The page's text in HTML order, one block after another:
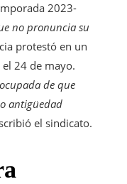
2023-
no pronuncia su
protestó en un
24 de mayo.
de que
antigüedad
el sindicato.